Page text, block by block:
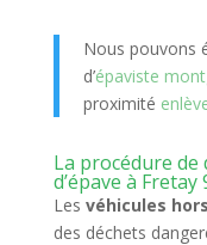
Nous pouvons
d’épaviste
proximité
La procédure de
d’épave à Fretay
Les véhicules
des déchets